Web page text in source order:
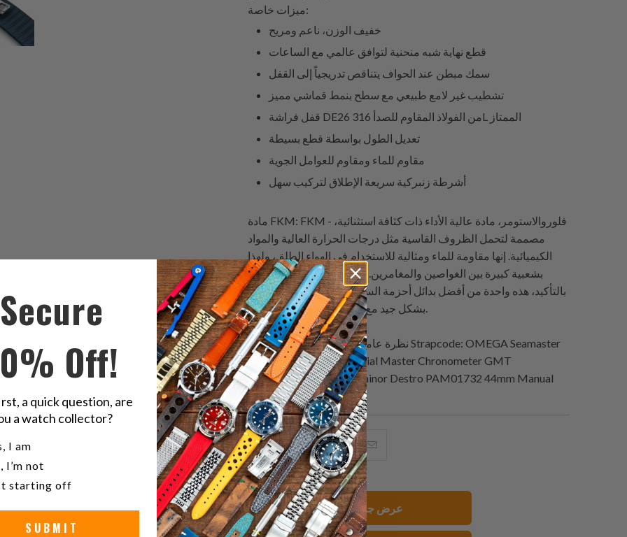
ميزات خاصة:
خفيف الوزن، ناعم ومريح
قطع نهاية شبه منحنية لتوافق عالمي مع الساعات
سمك مبطن عند الحواف يتناقص تدريجياً إلى القفل
تشطيب غير لامع طبيعي مع سطح بنمط قماشي مميز
قفل فراشة DE26 من الفولاذ المقاوم للصدأ 316L الممتاز
تعديل الطول بواسطة قطع بسيطة
مقاوم للماء ومقاوم للعوامل الجوية
أشرطة زنبركية سريعة الإطلاق لتركيب سهل
مادة FKM: FKM - فلوروالاستومر، مادة عالية الأداء ذات كثافة استثنائية،
مصممة لتحمل الظروف القاسية مثل درجات الحرارة العالية والمواد
الكيميائية. إنها مقاومة للماء ومثالية للاستخدام في الهواء الطلق، ولهذا
السبب تحظى أحزمة FKM بشعبية كبيرة بين الغواصين والمغامرين.
بالتأكيد، هذه واحدة من أفضل بدائل أحزمة الساعات المطاطية التي تعمل
بشكل جيد مع ساعات الغوص الخاصة بك.
Strapcode: OMEGA Seamaster
Aqua Terra 150M Co-Axial Master Chronometer GMT
Worldtimer، Panerai Luminor Destro PAM01732 44mm Manual
Wind
شارك
هذا
على
تويتر
شارك
هذا
على
فيسبوك
شارك
هذا
على
بينتيريست
صديق
عرض جميع الأساور
Secure
Off!
a quick question, are
a watch collector?
a watch collector?
I am
I’m not
starting off
SUBMIT